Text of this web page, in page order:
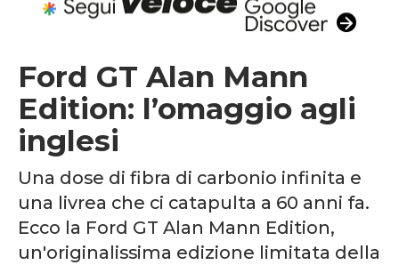
Ford GT Alan Mann
Edition: l’omaggio agli
inglesi
Una dose di fibra di carbonio infinita e
una livrea che ci catapulta a 60 anni fa.
Ecco la Ford GT Alan Mann Edition,
un'originalissima edizione limitata della